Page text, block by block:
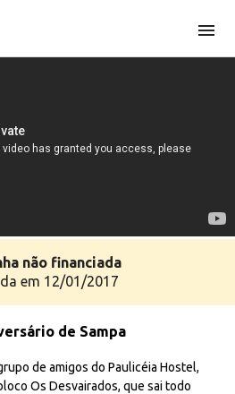
menu
não financiada
em 12/01/2017
de Sampa
de amigos do Paulicéia Hostel,
Os Desvairados, que sai todo